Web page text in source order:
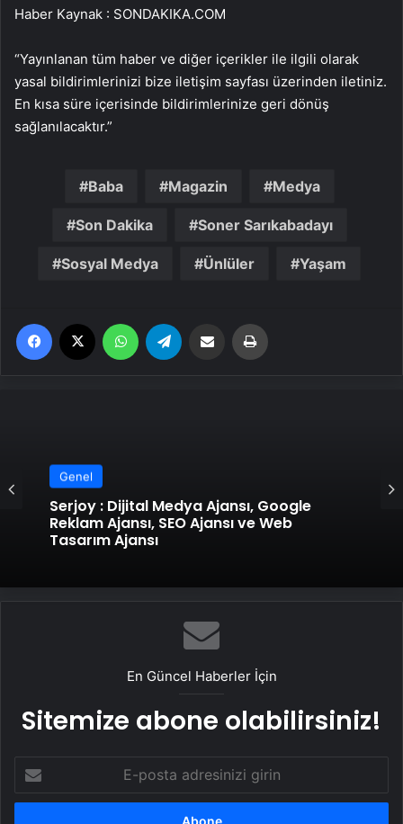
Haber Kaynak : SONDAKIKA.COM
“Yayınlanan tüm haber ve diğer içerikler ile ilgili olarak
yasal bildirimlerinizi bize iletişim sayfası üzerinden iletiniz.
En kısa süre içerisinde bildirimlerinize geri dönüş
sağlanılacaktır.”
Baba Magazin Medya
Son Dakika Soner Sarıkabadayı
Sosyal Medya Ünlüler Yaşam
Facebook WhatsApp Email'den paylaş
Genel
Reklam Ajansı, SEO Ajansı ve Web
Genel
UETDS Nedir ? Uetds.com İle Akıllı Dijital
Taşımacılık Yazılımı
En Güncel Haberler İçin
Sitemize abone olabilirsiniz!
posta
adresinizi